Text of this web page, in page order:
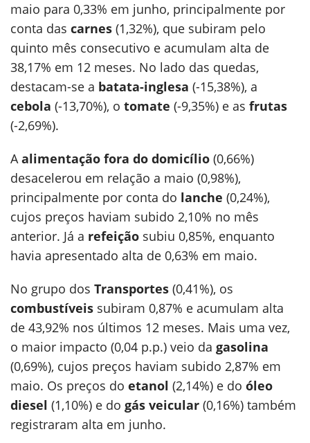
maio para 0,33% em junho, principalmente por
conta das carnes (1,32%), que subiram pelo
quinto mês consecutivo e acumulam alta de
38,17% em 12 meses. No lado das quedas,
destacam-se a batata-inglesa (-15,38%), a
cebola (-13,70%), o tomate (-9,35%) e as frutas
(-2,69%).
Aalimentação fora do domicílio (0,66%)
desacelerou em relação a maio (0,98%),
principalmente por conta do lanche (0,24%),
cujos preços haviam subido 2,10% no mês
anterior. Já a refeição subiu 0,85%, enquanto
havia apresentado alta de 0,63% em maio.
No grupo dos Transportes (0,41%), os
combustíveis subiram 0,87% e acumulam alta
de 43,92% nos últimos 12 meses. Mais uma vez,
o maior impacto (0,04 p.p.) veio da gasolina
(0,69%), cujos preços haviam subido 2,87% em
maio. Os preços do etanol (2,14%) e do óleo
diesel (1,10%) e do gás veicular (0,16%) também
registraram alta em junho.